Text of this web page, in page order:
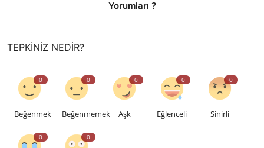
Yorumları ?
TEPKINIZ NEDIR?
0
Beğenmek
0
Beğenmemek
0
Aşk
0
Eğlenceli
0
Sinirli
0 0